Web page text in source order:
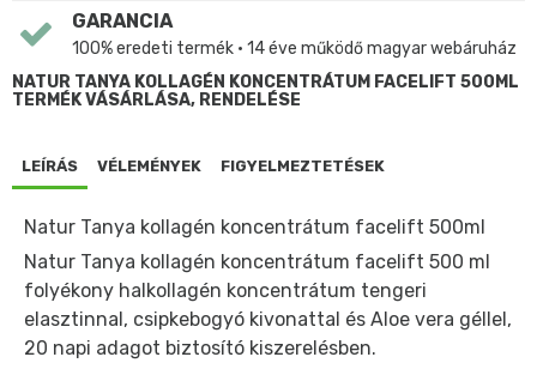
GARANCIA
100% eredeti termék • 14 éve működő magyar webáruház
NATUR TANYA KOLLAGÉN KONCENTRÁTUM FACELIFT 500ML
TERMÉK VÁSÁRLÁSA, RENDELÉSE
LEÍRÁS VÉLEMÉNYEK FIGYELMEZTETÉSEK
Natur Tanya kollagén koncentrátum facelift 500ml
Natur Tanya kollagén koncentrátum facelift 500 ml
folyékony halkollagén koncentrátum tengeri
elasztinnal, csipkebogyó kivonattal és Aloe vera géllel,
20 napi adagot biztosító kiszerelésben.